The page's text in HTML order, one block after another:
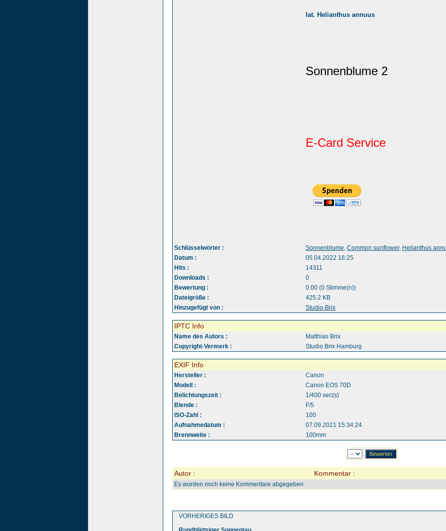
lat. Helianthus annuus
Sonnenblume 2
E-Card Service
Schlüsselwörter : Sonnenblume, Common sunflower, Helianthus
Datum :
05.04.2022 16:25
Hits :
14311
Downloads :
0
Bewertung :
0.00 (0 Stimme(n))
Dateigröße :
425.2 KB
Hinzugefügt von :
Studio-Brix
IPTC Info
Name des Autors :
Matthias Brix
Copyright-Vermerk :
Studio Brix Hamburg
EXIF Info
Hersteller :
Canon
Modell :
Canon EOS 70D
Belichtungszeit :
1/400 sec(s)
Blende :
F/5
ISO-Zahl :
100
Aufnahmedatum :
07.09.2021 15:34:24
Brennweite :
100mm
Autor : Kommentar :
Es wurden noch keine Kommentare abgegeben.
VORHERIGES BILD